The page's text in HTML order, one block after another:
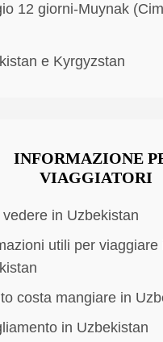
12 giorni-Muynak
e Kyrgyzstan
INFORMAZIONE
VIAGGIATORI
vedere in Uzbekistan
utili per viaggiare
costa mangiare in
in Uzbekistan